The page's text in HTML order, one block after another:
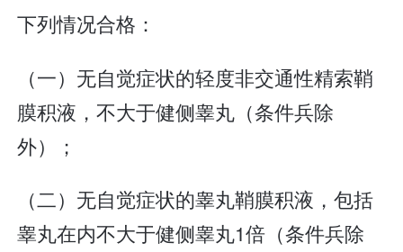
下列情况合格：
（一）无自觉症状的轻度非交通性精索鞘
膜积液，不大于健侧睾丸（条件兵除
外）；
（二）无自觉症状的睾丸鞘膜积液，包括
睾丸在内不大于健侧睾丸1倍（条件兵除